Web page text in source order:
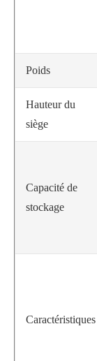
Poids
Hauteur du
siège
Capacité de
stockage
Caractéristiques